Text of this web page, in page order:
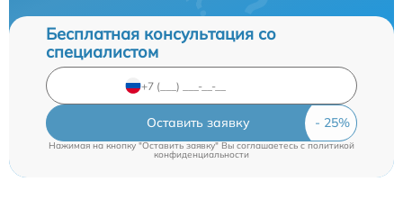
Бесплатная консультация со
специалистом
Оставить заявку
Нажимая на кнопку "Оставить заявку" Вы соглашаетесь cполитикой
конфиденциальности